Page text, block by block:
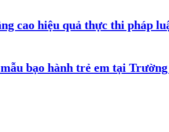
cao hiệu quả thực thi pháp
bạo hành trẻ em tại